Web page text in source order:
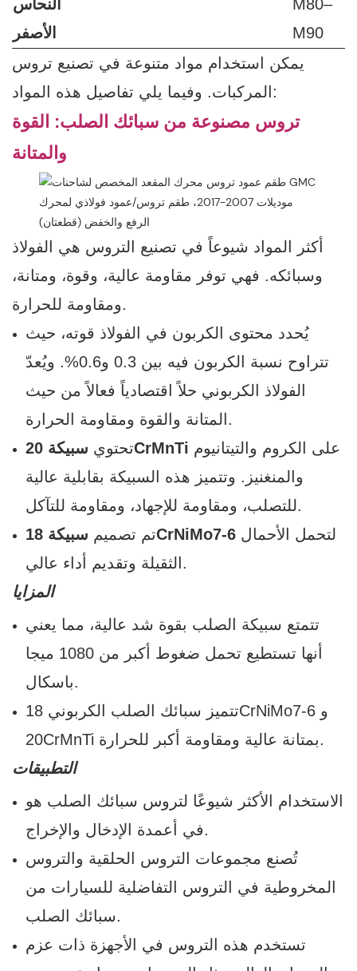
النحاس
الأصفر
M80–
M90
يمكن استخدام مواد متنوعة في تصنيع تروس
المركبات. وفيما يلي تفاصيل هذه المواد:
تروس مصنوعة من سبائك الصلب: القوة
والمتانة
أكثر المواد شيوعاً في تصنيع التروس هي الفولاذ
وسبائكه. فهي توفر مقاومة عالية، وقوة، ومتانة،
ومقاومة للحرارة.
يُحدد محتوى الكربون في الفولاذ قوته، حيث
تتراوح نسبة الكربون فيه بين 0.3 و0.6%. ويُعدّ
الفولاذ الكربوني حلاً اقتصادياً فعالاً من حيث
المتانة والقوة ومقاومة الحرارة.
تحتويسبيكة 20CrMnTi
والمنغنيز. وتتميز هذه السبيكة بقابلية عالية
للتصلب، ومقاومة للإجهاد، ومقاومة للتآكل.
تم تصميمسبيكة 18CrNiMo7-6لتحمل الأحمال
الثقيلة وتقديم أداء عالي.
المزايا
تتمتع سبيكة الصلب بقوة شد عالية، مما يعني
أنها تستطيع تحمل ضغوط أكبر من 1080 ميجا
باسكال.
تتميز سبائك الصلب الكربوني 18CrNiMo7-6 و
20CrMnTi بمتانة عالية ومقاومة أكبر للحرارة.
التطبيقات
الاستخدام الأكثر شيوعًا لتروس سبائك الصلب هو
في أعمدة الإدخال والإخراج.
تُصنع مجموعات التروس الحلقية والتروس
المخروطية في التروس التفاضلية للسيارات من
سبائك الصلب.
تستخدم هذه التروس في الأجهزة ذات عزم